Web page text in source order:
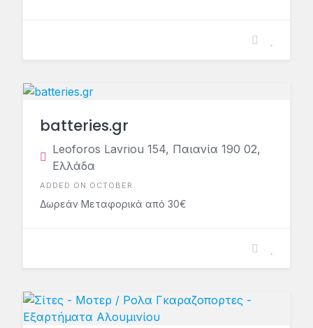
batteries.gr
Leoforos Lavriou 154, Παιανία 190 02,
Ελλάδα
ADDED ON OCTOBER
Δωρεάν Μεταφορικά από 30€